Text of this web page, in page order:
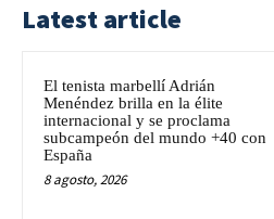
Latest article
El tenista marbellí Adrián
Menéndez brilla en la élite
internacional y se proclama
subcampeón del mundo +40 con
España
8 agosto, 2026